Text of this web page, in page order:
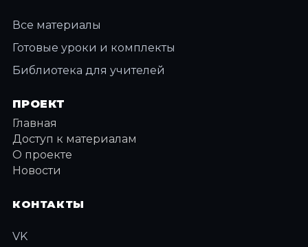
Все материалы
Готовые уроки и комплекты
Библиотека для учителей
ПРОЕКТ
Главная
Доступ к материалам
О проекте
Новости
КОНТАКТЫ
VK